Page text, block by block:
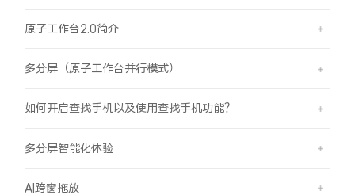
原子工作台2.0简介
多分屏（原子工作台并行模式）
如何开启查找手机以及使用查找手机功能？
多分屏智能化体验
AI跨窗拖放